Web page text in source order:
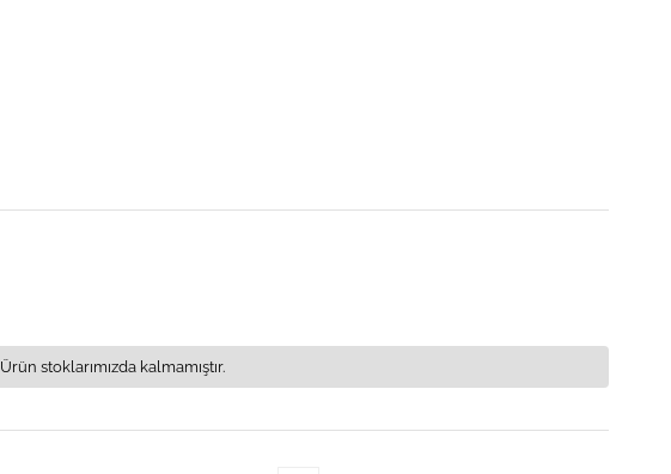
Ürün stoklarımızda kalmamıştır.